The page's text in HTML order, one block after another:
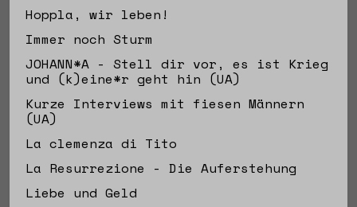
Hoppla, wir leben!
Immer noch Sturm
JOHANN*A - Stell dir vor, es ist Krieg
und (k)eine*r geht hin (UA)
Kurze Interviews mit fiesen Männern
(UA)
La clemenza di Tito
La Resurrezione - Die Auferstehung
Liebe und Geld